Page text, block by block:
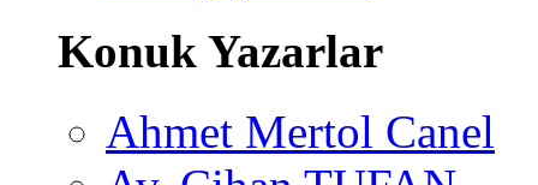
Konuk Yazarlar
Ahmet Mertol Canel